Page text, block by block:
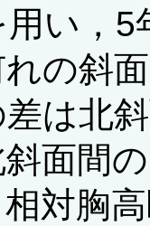
い，5
の斜
は北
面間
対胸